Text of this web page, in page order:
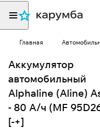
Главная
Аккумулятор
автомобильный
Alphaline (Aline)
- 80 А/ч (MF
[-+]